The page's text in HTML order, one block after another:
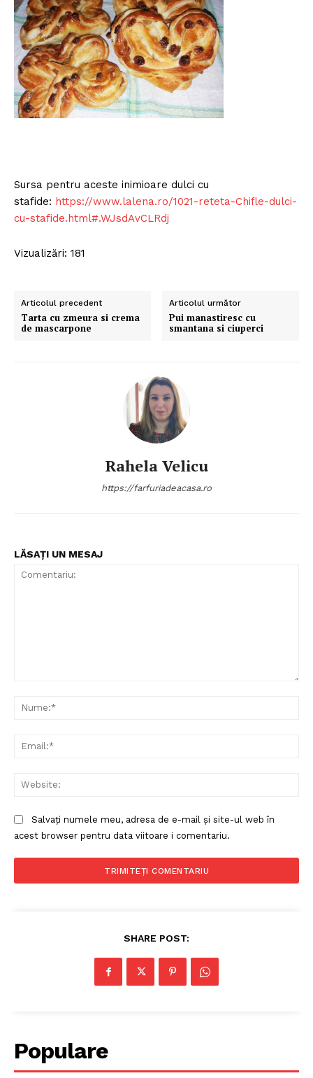
Politica de Confidențialitate
Contact
Sursa pentru aceste inimioare dulci cu
stafide: https://www.lalena.ro/1021-reteta-Chifle-dulci-
cu-stafide.html#.WJsdAvCLRdj
Vizualizări: 181
Articolul precedent
Tarta cu zmeura si crema
de mascarpone
Articolul următor
Pui manastiresc cu
smantana si ciuperci
Rahela Velicu
https://farfuriadeacasa.ro
LĂSAȚI UN MESAJ
Salvați numele meu, adresa de e-mail și site-ul web în
acest browser pentru data viitoare i comentariu.
SHARE POST:
Populare